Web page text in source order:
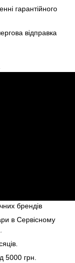
гарантійного
відправка
брендів
в Сервісному
5000 грн.